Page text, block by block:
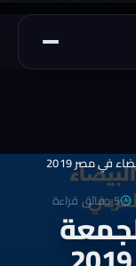
في مصر 2019
5 دقائق قراءة